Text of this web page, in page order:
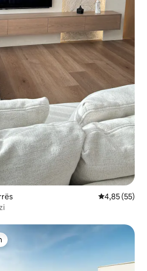
Gemiddelde
4,85 (55)